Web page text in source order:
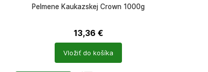
Pelmene Kaukazskej Crown 1000g
13,36 €
Vložiť do košíka